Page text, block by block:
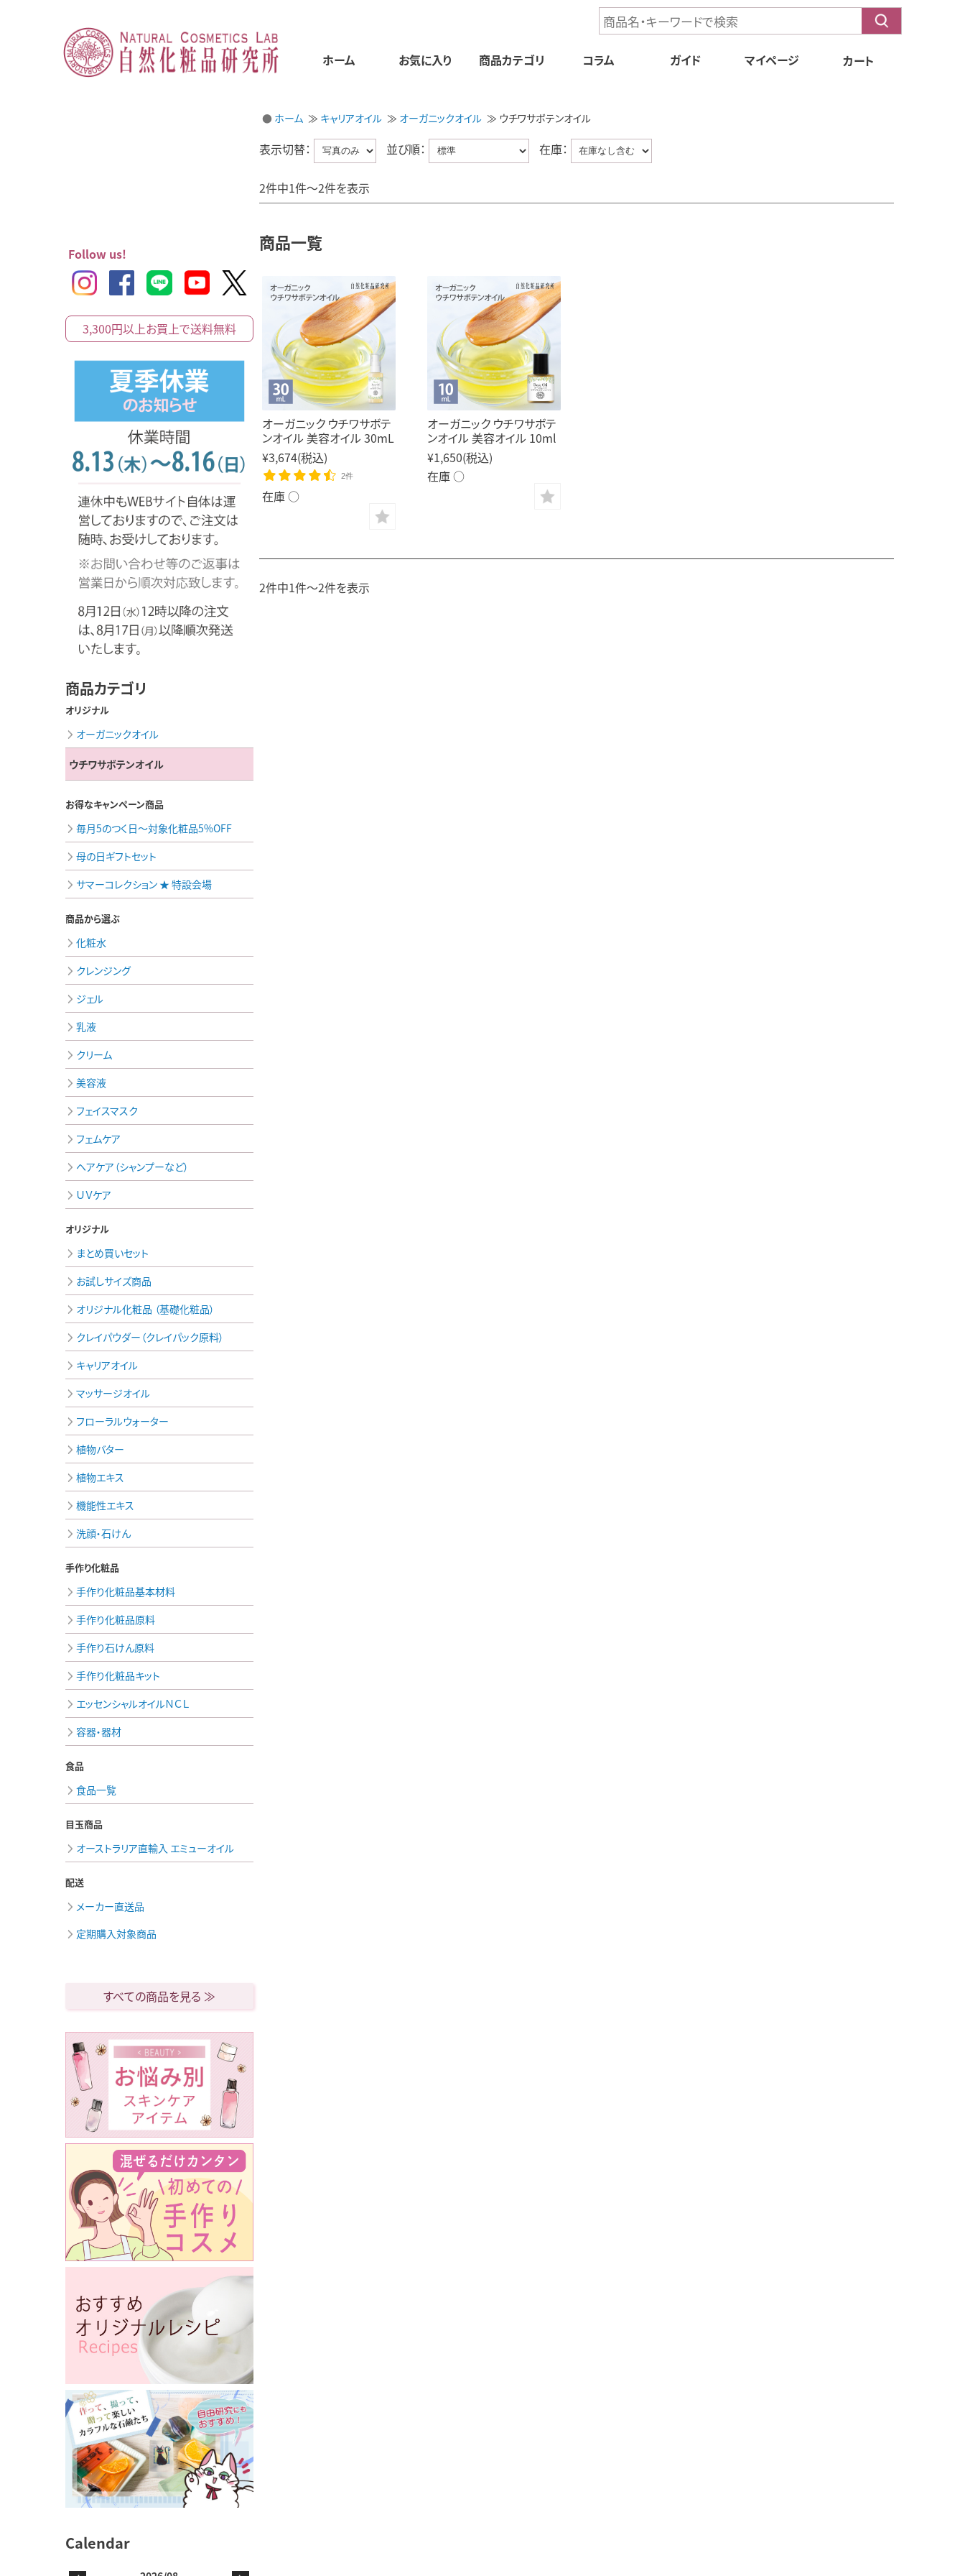
ホーム お気に入り 商品カテゴリ コラム ガイド マイページ カート
ホーム キャリアオイル オーガニックオイル ウチワサボテンオイル
表示切替： 並び順： 在庫：
2件中1件～2件を表示
商品一覧
オーガニック ウチワサボテ
ンオイル 美容オイル 30mL
¥3,674(税込)
2件
在庫 ○
オーガニック ウチワサボテ
ンオイル 美容オイル 10ml
¥1,650(税込)
在庫 ○
2件中1件～2件を表示
Follow us!
3,300円以上お買上で送料無料
商品カテゴリ
オリジナル
オーガニックオイル
ウチワサボテンオイル
お得なキャンペーン商品
毎月5のつく日～対象化粧品5%OFF
母の日ギフトセット
サマーコレクション ★ 特設会場
商品から選ぶ
化粧水
クレンジング
ジェル
乳液
クリーム
美容液
フェイスマスク
フェムケア
ヘアケア（シャンプーなど）
ＵＶケア
オリジナル
まとめ買いセット
お試しサイズ商品
オリジナル化粧品 （基礎化粧品）
クレイパウダー（クレイパック原料）
キャリアオイル
マッサージオイル
フローラルウォーター
植物バター
植物エキス
機能性エキス
洗顔・石けん
手作り化粧品
手作り化粧品基本材料
手作り化粧品原料
手作り石けん原料
手作り化粧品キット
エッセンシャルオイルＮＣＬ
容器・器材
食品
食品一覧
目玉商品
オーストラリア直輸入 エミューオイル
配送
メーカー直送品
定期購入対象商品
すべての商品を見る